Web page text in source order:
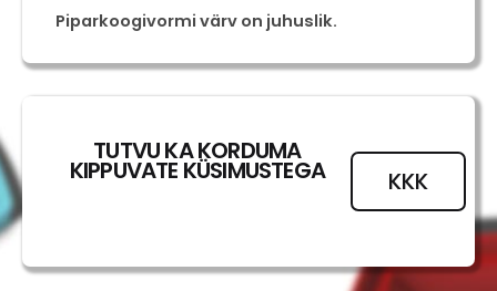
terjer
Piparkoogivormi värv on juhuslik.
TUTVU KA KORDUMA
KIPPUVATE KÜSIMUSTEGA KKK